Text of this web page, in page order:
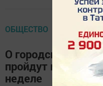
ОБЩЕСТВО
О городских
пройдут в
неделе